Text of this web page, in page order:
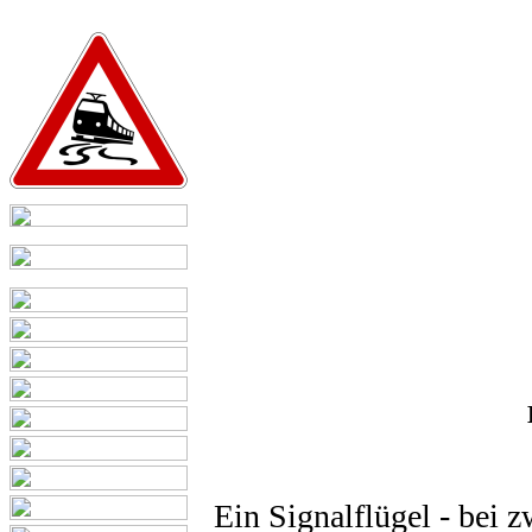
Ein Signalflügel - bei